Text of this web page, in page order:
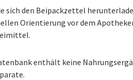
sich den Beipackzettel
Orientierung vor dem
enthält keine